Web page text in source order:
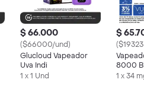
$ 66.000
($66000/und)
Glucloud Vapeador
Uva Indi
1 x 1 Und
$
8000
1 x 34